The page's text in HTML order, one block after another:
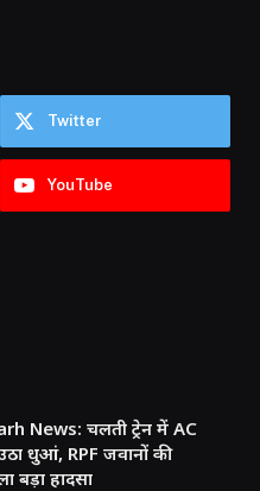
Twitter
YouTube
News: चलती ट्रेन में AC
धुआं, RPF जवानों की
बड़ा हादसा